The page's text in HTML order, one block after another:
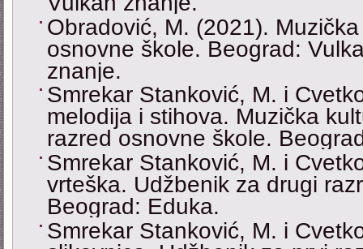
Obradović, M. (2021).
osnovne škole. Beograd:
znanje.
Smrekar Stanković, M. i
melodija i stihova. Muzička
razred osnovne škole.
Smrekar Stanković, M. i
vrteška. Udžbenik za drugi
Beograd: Eduka.
Smrekar Stanković, M. i